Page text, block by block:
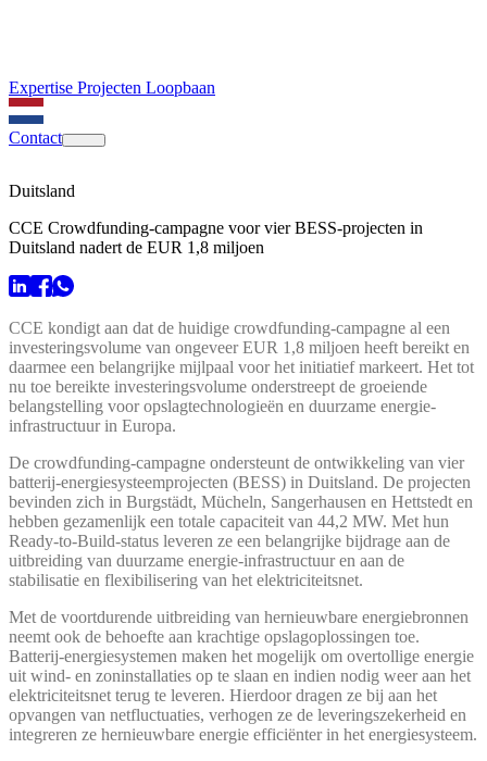
Expertise Projecten Loopbaan
Contact
Duitsland
CCE Crowdfunding-campagne voor vier BESS-projecten in
Duitsland nadert de EUR 1,8 miljoen
CCE kondigt aan dat de huidige crowdfunding-campagne al een
investeringsvolume van ongeveer EUR 1,8 miljoen heeft bereikt en
daarmee een belangrijke mijlpaal voor het initiatief markeert. Het tot
nu toe bereikte investeringsvolume onderstreept de groeiende
belangstelling voor opslagtechnologieën en duurzame energie-
infrastructuur in Europa.
De crowdfunding-campagne ondersteunt de ontwikkeling van vier
batterij-energiesysteemprojecten (BESS) in Duitsland. De projecten
bevinden zich in Burgstädt, Mücheln, Sangerhausen en Hettstedt en
hebben gezamenlijk een totale capaciteit van 44,2 MW. Met hun
Ready-to-Build-status leveren ze een belangrijke bijdrage aan de
uitbreiding van duurzame energie-infrastructuur en aan de
stabilisatie en flexibilisering van het elektriciteitsnet.
Met de voortdurende uitbreiding van hernieuwbare energiebronnen
neemt ook de behoefte aan krachtige opslagoplossingen toe.
Batterij-energiesystemen maken het mogelijk om overtollige energie
uit wind- en zoninstallaties op te slaan en indien nodig weer aan het
elektriciteitsnet terug te leveren. Hierdoor dragen ze bij aan het
opvangen van netfluctuaties, verhogen ze de leveringszekerheid en
integreren ze hernieuwbare energie efficiënter in het energiesysteem.